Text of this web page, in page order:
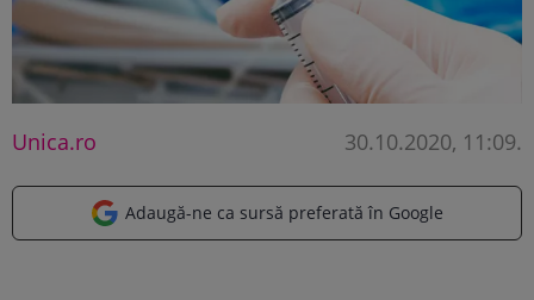
Unica.ro 30.10.2020, 11:09.
Adaugă-ne ca sursă preferată în Google